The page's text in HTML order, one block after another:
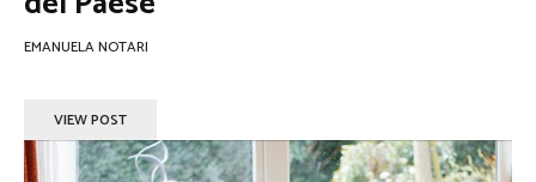
EMANUELA NOTARI
VIEW POST